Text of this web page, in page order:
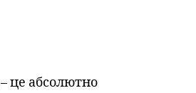
– це абсолютно